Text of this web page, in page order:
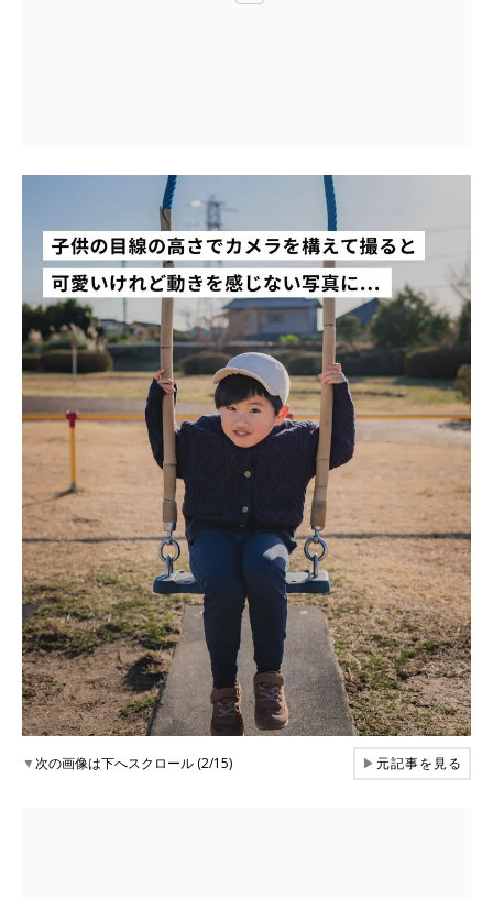
▼次の画像は下へスクロール (2/15) ▶元記事を見る